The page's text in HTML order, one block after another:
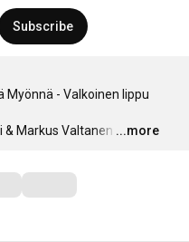
Subscribe
Myönnä - Valkoinen lippu
& Markus Valtanen …
...more